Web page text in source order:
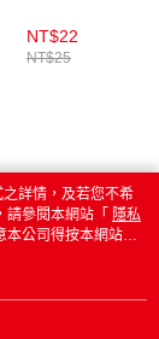
NT$22
NT$25
詳情，及若您不希
參閱本網站「 隱私
本公司得按本網站使